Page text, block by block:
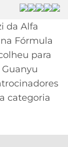
da Alfa
Fórmula
para
categoria